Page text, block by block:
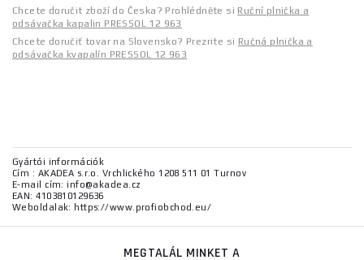
Chcete doručit zboží do Česka? Prohlédněte si Ruční plnička a
odsávačka kapalin PRESSOL 12 963
Chcete doručiť tovar na Slovensko? Prezrite si Ručná plnička a
odsávačka kvapalín PRESSOL 12 963
Gyártói információk
Cím : AKADEA s.r.o. Vrchlického 1208 511 01 Turnov
E-mail cím: info@akadea.cz
EAN: 4103810129636
Weboldalak: https://www.profiobchod.eu/
MEGTALÁL MINKET A